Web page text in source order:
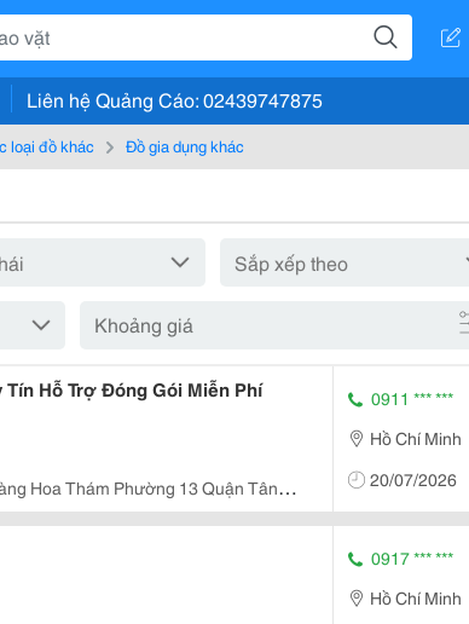
Liên hệ Quảng Cáo: 02439747875
loại đồ khác Đồ gia dụng khác
Khoảng giá
Hỗ Trợ Đóng Gói Miễn Phí
Hoa Thám Phường 13 Quận Tân
0911 *** ***
Hồ Chí Minh
20/07/2026
0917 *** ***
Hồ Chí Minh